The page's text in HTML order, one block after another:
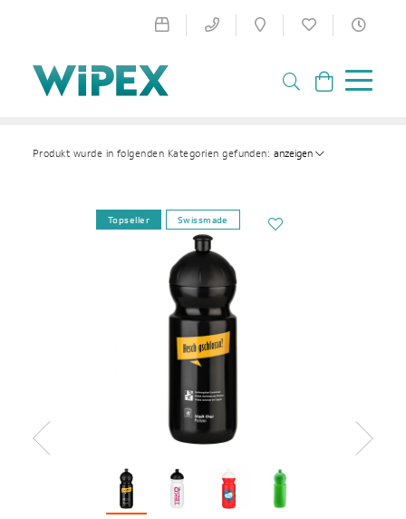
Produkt wurde in folgenden Kategorien gefunden: anzeigen
Topseller Swissmade
Zurück Weiter